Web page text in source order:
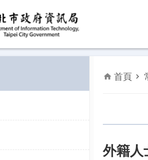
首頁
外籍人